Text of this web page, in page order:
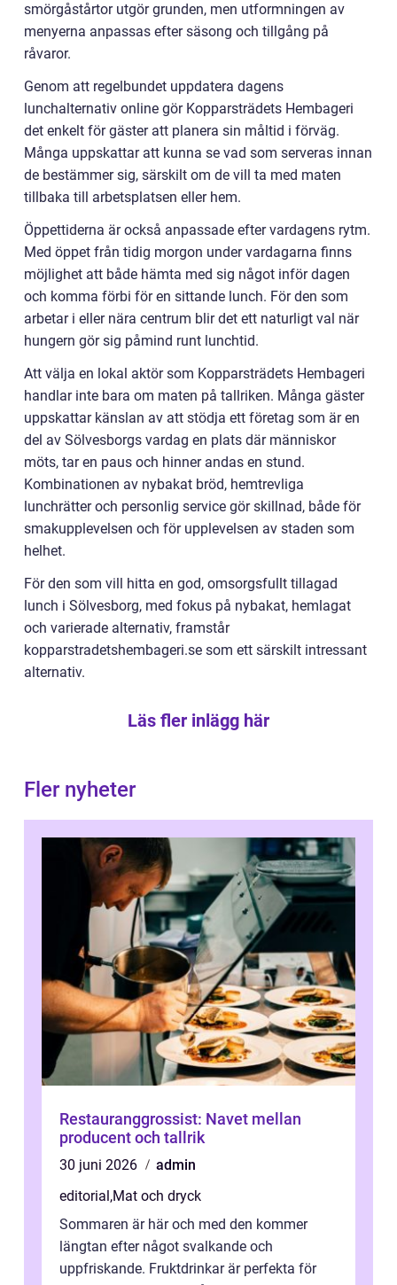
smörgåstårtor utgör grunden, men utformningen av
menyerna anpassas efter säsong och tillgång på
råvaror.
Genom att regelbundet uppdatera dagens
lunchalternativ online gör Kopparsträdets Hembageri
det enkelt för gäster att planera sin måltid i förväg.
Många uppskattar att kunna se vad som serveras innan
de bestämmer sig, särskilt om de vill ta med maten
tillbaka till arbetsplatsen eller hem.
Öppettiderna är också anpassade efter vardagens rytm.
Med öppet från tidig morgon under vardagarna finns
möjlighet att både hämta med sig något inför dagen
och komma förbi för en sittande lunch. För den som
arbetar i eller nära centrum blir det ett naturligt val när
hungern gör sig påmind runt lunchtid.
Att välja en lokal aktör som Kopparsträdets Hembageri
handlar inte bara om maten på tallriken. Många gäster
uppskattar känslan av att stödja ett företag som är en
del av Sölvesborgs vardag en plats där människor
möts, tar en paus och hinner andas en stund.
Kombinationen av nybakat bröd, hemtrevliga
lunchrätter och personlig service gör skillnad, både för
smakupplevelsen och för upplevelsen av staden som
helhet.
För den som vill hitta en god, omsorgsfullt tillagad
lunch i Sölvesborg, med fokus på nybakat, hemlagat
och varierade alternativ, framstår
kopparstradetshembageri.se som ett särskilt intressant
alternativ.
Läs fler inlägg här
Fler nyheter
Restauranggrossist: Navet mellan
producent och tallrik
30 juni 2026
admin
editorial ,Mat och dryck
Sommaren är här och med den kommer
längtan efter något svalkande och
uppfriskande. Fruktdrinkar är perfekta för